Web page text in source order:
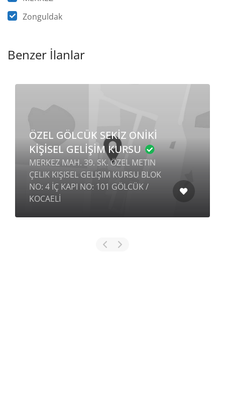
Zonguldak
Benzer İlanlar
ÖZEL GÖLCÜK SEKİZ ONİKİ
KİŞİSEL GELİŞİM KURSU
MERKEZ MAH. 39. SK. ÖZEL METIN
ÇELIK KIŞISEL GELIŞIM KURSU BLOK
NO: 4 İÇ KAPI NO: 101 GÖLCÜK /
KOCAELİ